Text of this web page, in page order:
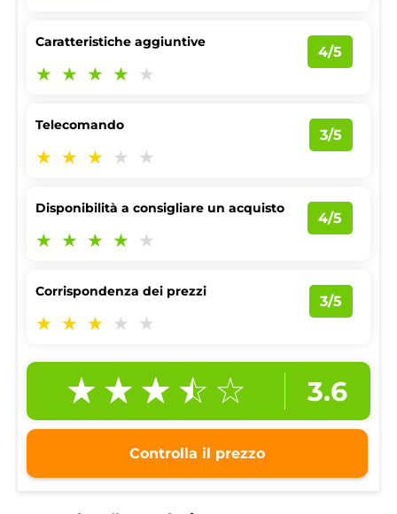
Caratteristiche aggiuntive
4/5
Telecomando
3/5
Disponibilità a consigliare un acquisto
4/5
Corrispondenza dei prezzi
3/5
3.6
Controlla il prezzo